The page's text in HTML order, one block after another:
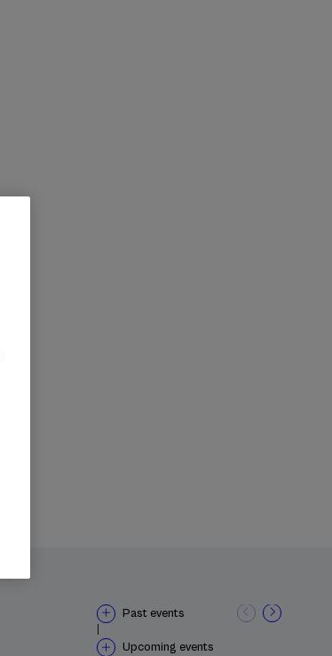
Past events
Upcoming events